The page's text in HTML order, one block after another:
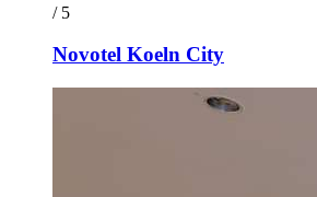
/ 5
Novotel Koeln City